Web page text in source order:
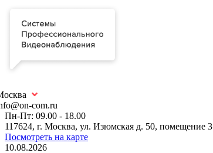
com.ru
Пн-Пт: 09.00 - 18.00
117624, г. Москва, ул. Изюмская д. 50, помещение 3
Посмотреть на карте
10.08.2026